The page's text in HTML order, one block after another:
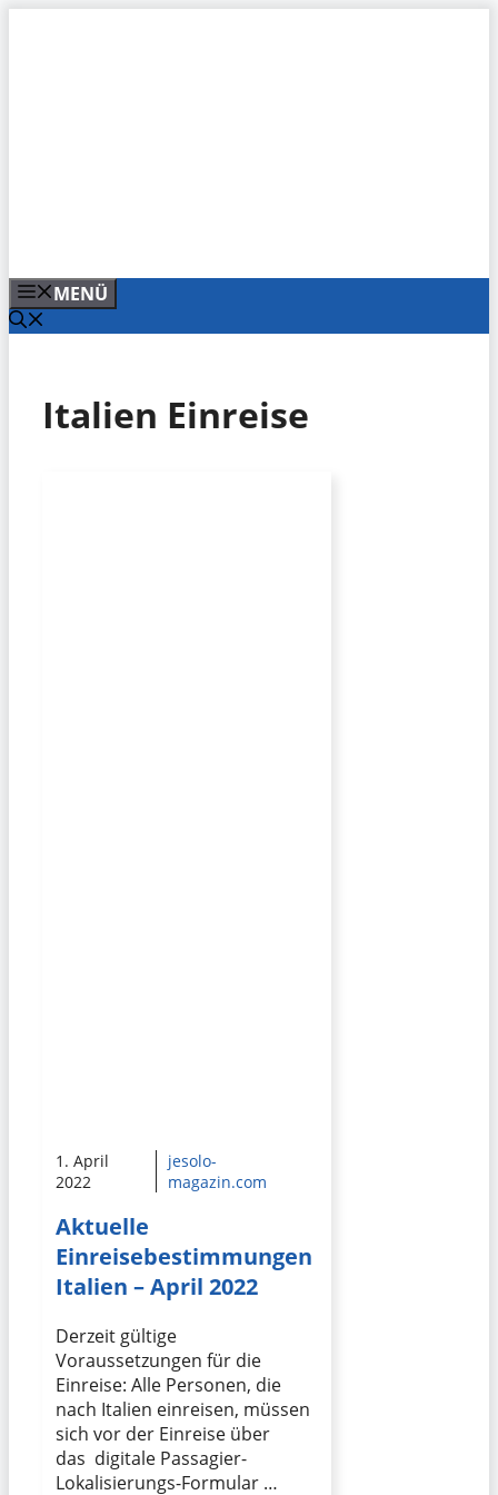
MENÜ
Italien Einreise
1. April
2022
jesolo-
magazin.com
Aktuelle
Einreisebestimmungen
Italien – April 2022
Derzeit gültige
Voraussetzungen für die
Einreise: Alle Personen, die
nach Italien einreisen, müssen
sich vor der Einreise über
das digitale Passagier-
Lokalisierungs-Formular …